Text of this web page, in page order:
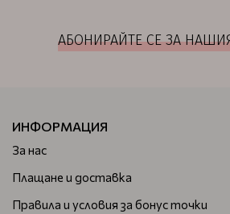
АБОНИРАЙТЕ СЕ ЗА
ИНФОРМАЦИЯ
За нас
Плащане и доставка
Правила и условия за бонус точки